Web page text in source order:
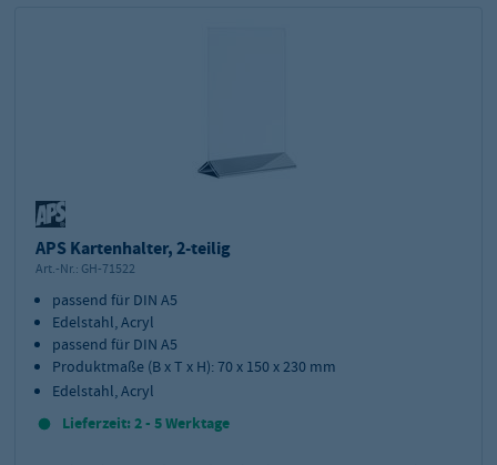
APS Kartenhalter, 2-teilig
Art.-Nr.: GH-71522
passend für DIN A5
Edelstahl, Acryl
passend für DIN A5
Produktmaße (B x T x H): 70 x 150 x 230 mm
Edelstahl, Acryl
Lieferzeit: 2 - 5 Werktage